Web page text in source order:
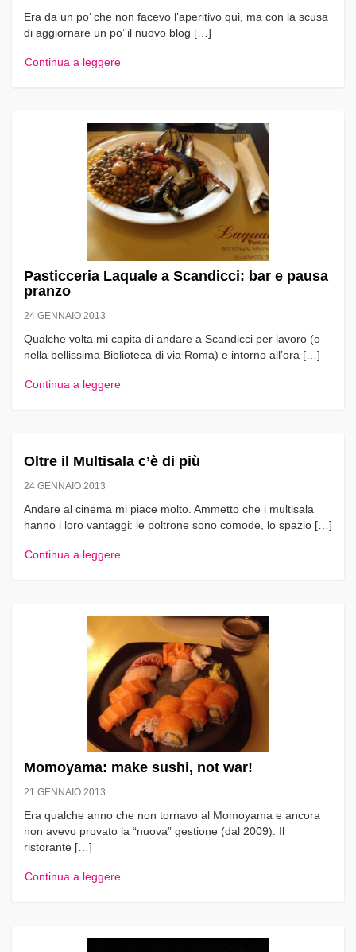
Era da un po’ che non facevo l’aperitivo qui, ma con la scusa
di aggiornare un po’ il nuovo blog […]
Continua a leggere
Pasticceria Laquale a Scandicci: bar e pausa
pranzo
24 GENNAIO 2013
Qualche volta mi capita di andare a Scandicci per lavoro (o
nella bellissima Biblioteca di via Roma) e intorno all’ora […]
Continua a leggere
Oltre il Multisala c’è di più
24 GENNAIO 2013
Andare al cinema mi piace molto. Ammetto che i multisala
hanno i loro vantaggi: le poltrone sono comode, lo spazio […]
Continua a leggere
Momoyama: make sushi, not war!
21 GENNAIO 2013
Era qualche anno che non tornavo al Momoyama e ancora
non avevo provato la “nuova” gestione (dal 2009). Il
ristorante […]
Continua a leggere